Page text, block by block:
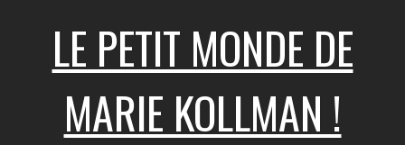
LE PETIT MONDE DE
MARIE KOLLMAN !